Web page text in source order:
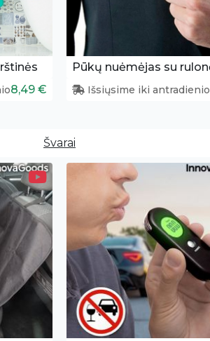
8,49 € Išsiųsime iki antradienio
Švarai